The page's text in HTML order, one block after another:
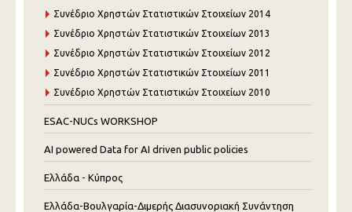
Συνέδριο Χρηστών Στατιστικών Στοιχείων 2014
Συνέδριο Χρηστών Στατιστικών Στοιχείων 2013
Συνέδριο Χρηστών Στατιστικών Στοιχείων 2012
Συνέδριο Χρηστών Στατιστικών Στοιχείων 2011
Συνέδριο Χρηστών Στατιστικών Στοιχείων 2010
ESAC-NUCs WORKSHOP
AI powered Data for AI driven public policies
Ελλάδα - Κύπρος
Ελλάδα-Βουλγαρία-Διμερής Διασυνοριακή Συνάντηση